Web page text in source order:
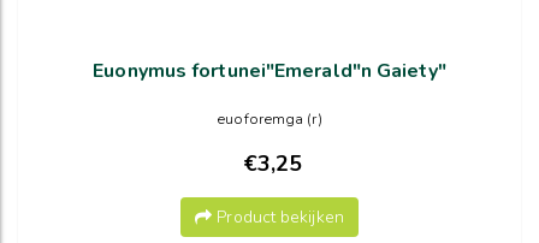
Euonymus fortunei"Emerald"n Gaiety"
euoforemga (r)
€3,25
Product bekijken